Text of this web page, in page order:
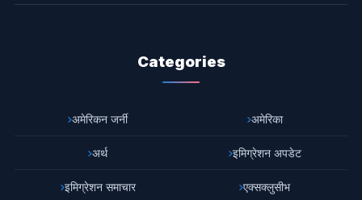
Categories
अमेरिकन जर्नी अमेरिका
अर्थ इमिग्रेशन अपडेट
इमिग्रेशन समाचार एक्सक्लुसीभ